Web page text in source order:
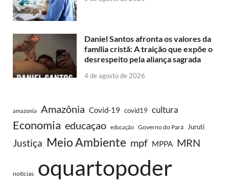
Daniel Santos afronta os valores da
família cristã: A traição que expõe o
desrespeito pela aliança sagrada
4 de agosto de 2026
amazonia Amazônia Covid-19 covid19 cultura
Economia educaçao educação Governo do Pará Juruti
Justiça Meio Ambiente mpf MPPA MRN
notícias oquartopoder